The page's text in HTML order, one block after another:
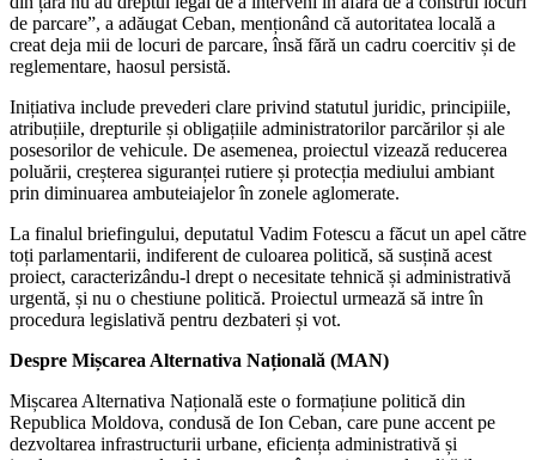
de parcare”, a adăugat Ceban, menționând că autoritatea locală a
creat deja mii de locuri de parcare, însă fără un cadru coercitiv și de
reglementare, haosul persistă.
Inițiativa include prevederi clare privind statutul juridic, principiile,
atribuțiile, drepturile și obligațiile administratorilor parcărilor și ale
posesorilor de vehicule. De asemenea, proiectul vizează reducerea
poluării, creșterea siguranței rutiere și protecția mediului ambiant
prin diminuarea ambuteiajelor în zonele aglomerate.
La finalul briefingului, deputatul Vadim Fotescu a făcut un apel către
toți parlamentarii, indiferent de culoarea politică, să susțină acest
proiect, caracterizându-l drept o necesitate tehnică și administrativă
urgentă, și nu o chestiune politică. Proiectul urmează să intre în
procedura legislativă pentru dezbateri și vot.
Despre Mișcarea Alternativa Națională (MAN)
Mișcarea Alternativa Națională este o formațiune politică din
Republica Moldova, condusă de Ion Ceban, care pune accent pe
dezvoltarea infrastructurii urbane, eficiența administrativă și